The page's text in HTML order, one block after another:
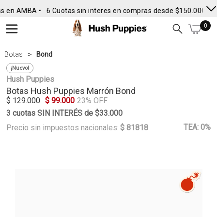
AMBA • 6 Cuotas sin interes en compras desde $150.000 •
0
Botas Bond
¡Nuevo!
Hush Puppies
Botas Hush Puppies Marrón Bond
$ 129.000 $ 99.000 23% OFF
3 cuotas SIN INTERÉS de $33.000
Precio sin impuestos nacionales: $ 81818 TEA: 0%